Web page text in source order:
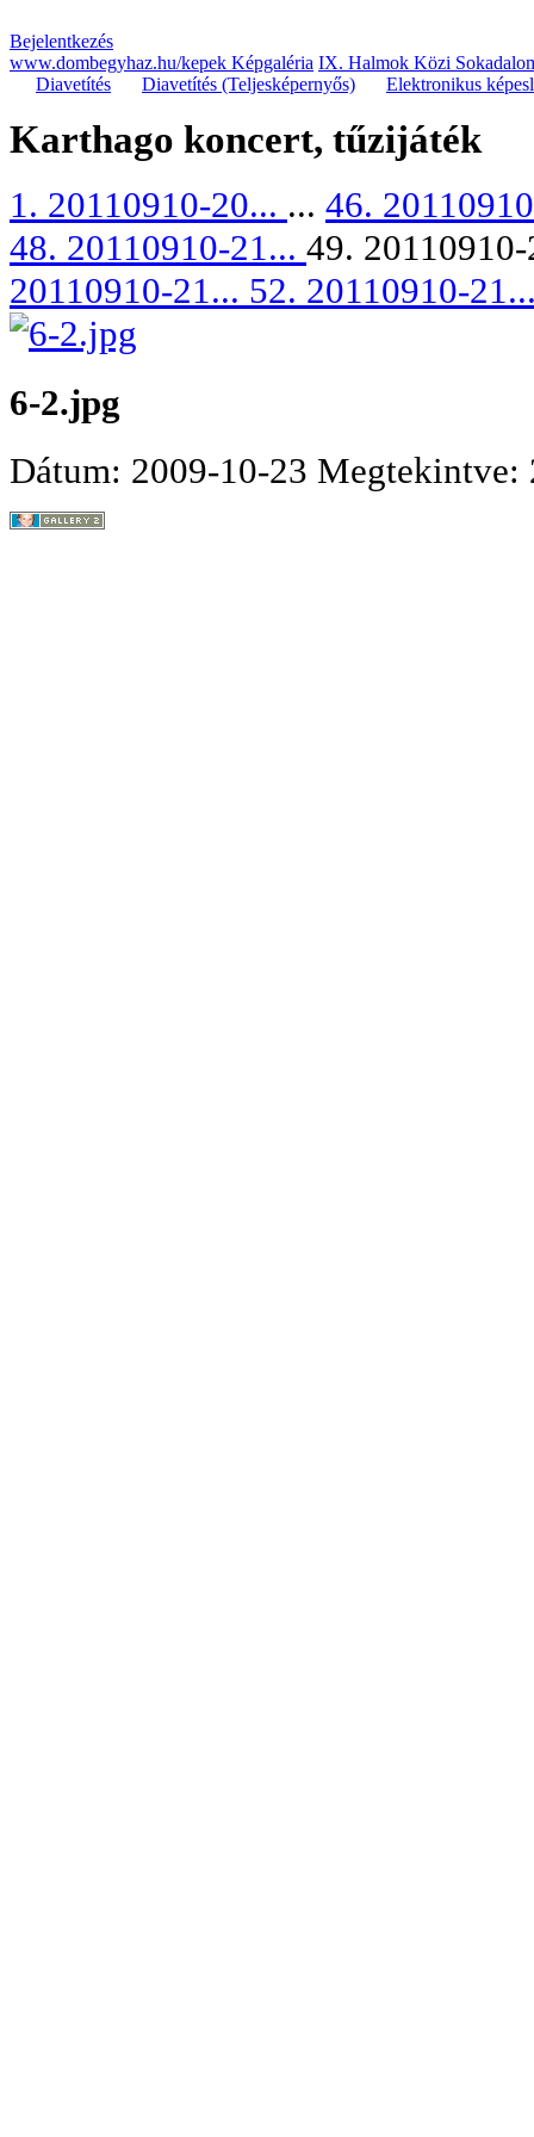
Bejelentkezés
www.dombegyhaz.hu/kepek Képgaléria IX. Halmok Közi
Diavetítés
Diavetítés (Teljesképernyős) Elektronikus
Karthago koncert, tűzijáték
1. 20110910-20... ... 46.
48. 20110910-21... 49.
20110910-21... 52. 20110910-
6-2.jpg
Dátum: 2009-10-23 Megtekintve: